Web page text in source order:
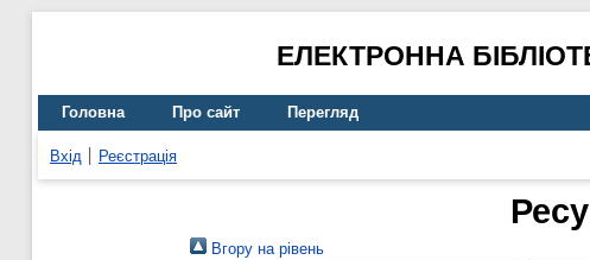
ЕЛЕКТРОННА
Головна Про сайт Перегляд
Вхід Реєстрація
Вгору на рівень